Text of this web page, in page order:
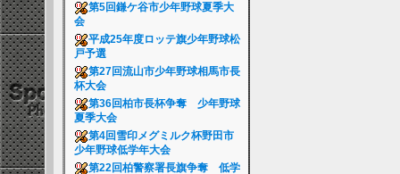
第5回鎌ケ谷市少年野球夏季大
会
平成25年度ロッテ旗少年野球松
戸予選
第27回流山市少年野球相馬市長
杯大会
第36回柏市長杯争奪 少年野球
夏季大会
第4回雪印メグミルク杯野田市
少年野球低学年大会
第22回柏警察署長旗争奪 低学